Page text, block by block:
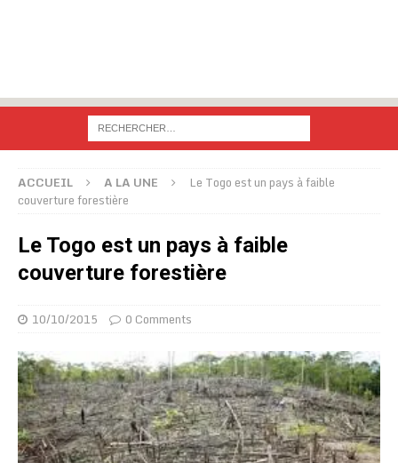
ACCUEIL A LA UNE
Le Togo est un pays à faible
couverture forestière
Le Togo est un pays à faible
couverture forestière
10/10/2015 0 Comments